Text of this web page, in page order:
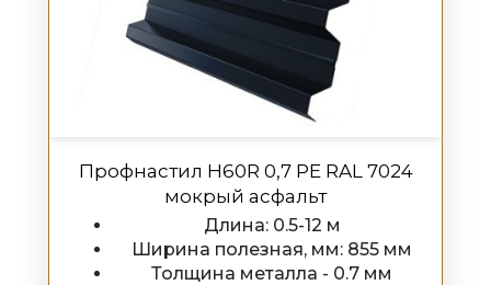
Профнастил H60R 0,7 PE RAL 7024
мокрый асфальт
Длина: 0.5-12 м
Ширина полезная, мм: 855 мм
Толщина металла - 0.7 мм